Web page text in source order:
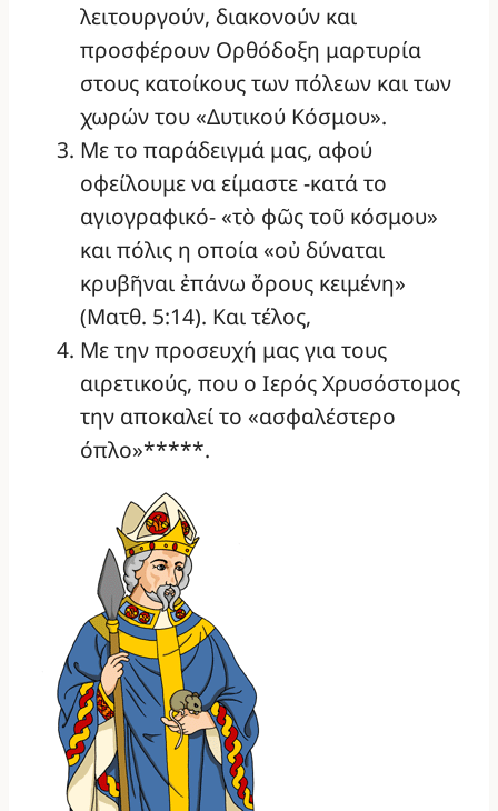
λειτουργούν, διακονούν και
προσφέρουν Ορθόδοξη μαρτυρία
στους κατοίκους των πόλεων και των
χωρών του «Δυτικού Κόσμου».
Με το παράδειγμά μας, αφού
οφείλουμε να είμαστε -κατά το
αγιογραφικό- «τὸ φῶς τοῦ κόσμου»
και πόλις η οποία «οὐ δύναται
κρυβῆναι ἐπάνω ὄρους κειμένη»
(Ματθ. 5:14). Και τέλος,
Με την προσευχή μας για τους
αιρετικούς, που ο Ιερός Χρυσόστομος
την αποκαλεί το «ασφαλέστερο
όπλο»*****.